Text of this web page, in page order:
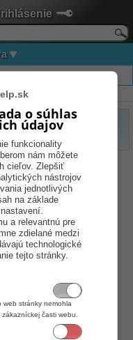
terminály
o súhlas
údajov
funkcionality
nám môžete
cieľov. Zlepšiť
nástrojov
jednotlivých
na základe
a relevantnú pre
zdielané medzi
technologické
tejto stránky.
stránky nemohla
časti webu.